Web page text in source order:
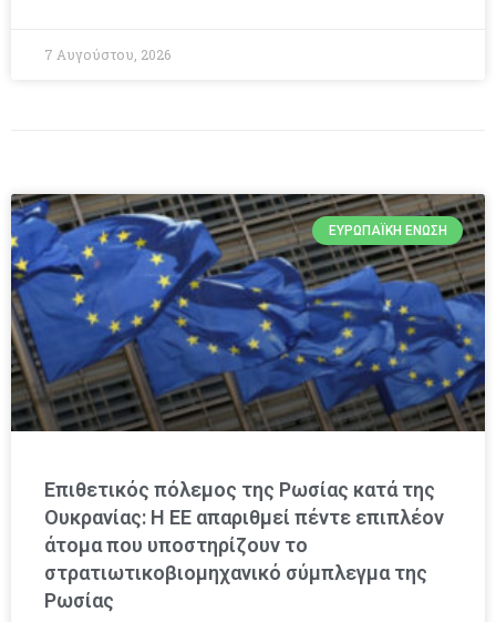
7 Αυγούστου, 2026
ΕΥΡΩΠΑΪΚΉ ΈΝΩΣΗ
Επιθετικός πόλεμος της Ρωσίας κατά της
Ουκρανίας: Η ΕΕ απαριθμεί πέντε επιπλέον
άτομα που υποστηρίζουν το
στρατιωτικοβιομηχανικό σύμπλεγμα της
Ρωσίας